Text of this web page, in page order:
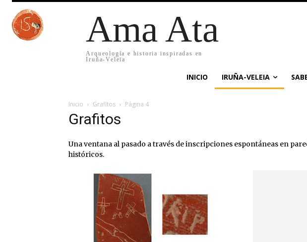
Ama Ata
Arqueología e historia inspiradas en
Iruña-Veleia
INICIO IRUÑA-VELEIA
Inicio Grafitos Página 4
Grafitos
Una ventana al pasado a través de inscripciones espontáneas en
históricos.